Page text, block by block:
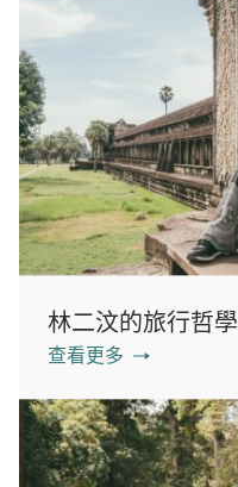
林二汶的旅行哲學
查看更多